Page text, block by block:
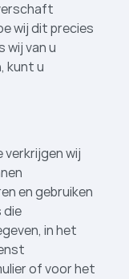
wij dit precies
wij van u
kunt u
verkrijgen wij
en gebruiken
die
in het
of voor het